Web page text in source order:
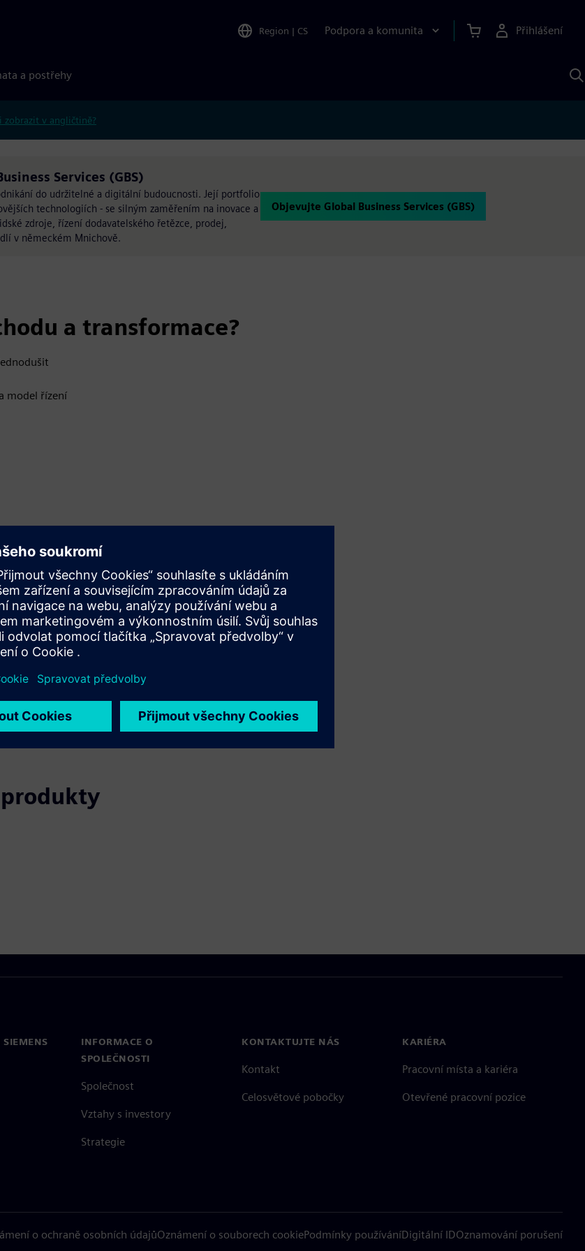
Region | CS Podpora a komunita Přihlášení
a postřehy
zobrazit v angličtině?
Services (GBS)
do udržitelné a digitální budoucnosti. Její portfolio
technologiích - se silným zaměřením na inovace a
zdroje, řízení dodavatelského řetězce, prodej,
v německém Mnichově.
Objevujte Global Business Services (GBS)
a transformace?
model řízení
SIEMENS
INFORMACE O
SPOLEČNOSTI
Společnost
Vztahy s investory
Strategie
KONTAKTUJTE NÁS
Kontakt
Celosvětové pobočky
KARIÉRA
Pracovní místa a kariéra
Otevřené pracovní pozice
o ochraně osobních údajůOznámení o souborech cookiePodmínky používáníDigitální IDOznamování porušení